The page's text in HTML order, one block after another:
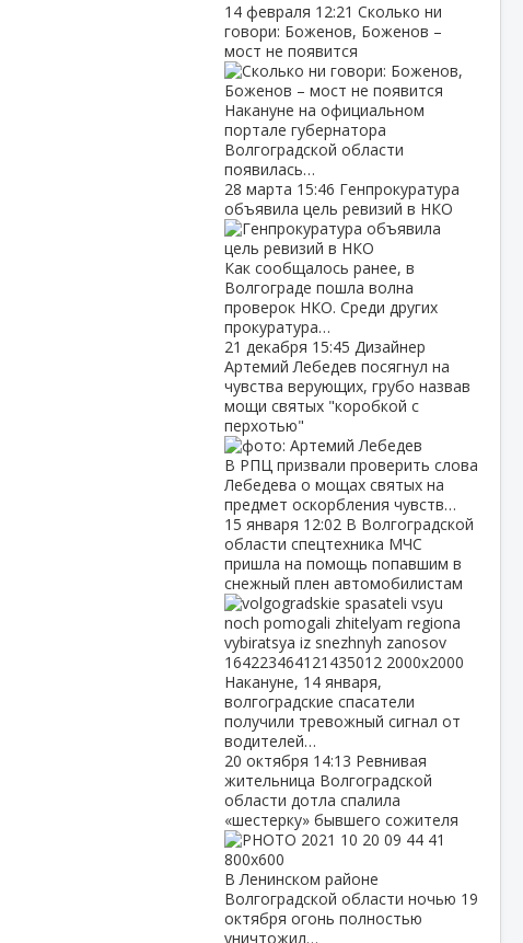
14 февраля 12:21 Сколько ни
говори: Боженов, Боженов –
мост не появится
Накануне на официальном
портале губернатора
Волгоградской области
появилась…
28 марта 15:46 Генпрокуратура
объявила цель ревизий в НКО
Как сообщалось ранее, в
Волгограде пошла волна
проверок НКО. Среди других
прокуратура…
21 декабря 15:45 Дизайнер
Артемий Лебедев посягнул на
чувства верующих, грубо назвав
мощи святых "коробкой с
перхотью"
В РПЦ призвали проверить слова
Лебедева о мощах святых на
предмет оскорбления чувств…
15 января 12:02 В Волгоградской
области спецтехника МЧС
пришла на помощь попавшим в
снежный плен автомобилистам
Накануне, 14 января,
волгоградские спасатели
получили тревожный сигнал от
водителей…
20 октября 14:13 Ревнивая
жительница Волгоградской
области дотла спалила
«шестерку» бывшего сожителя
В Ленинском районе
Волгоградской области ночью 19
октября огонь полностью
уничтожил…